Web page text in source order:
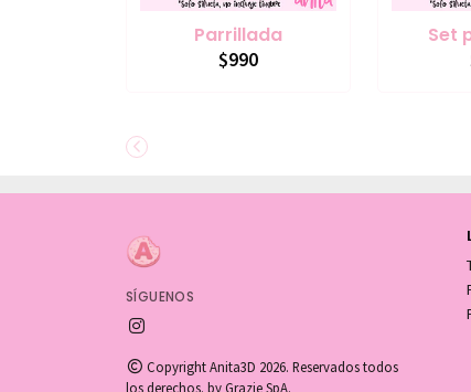
Parrillada
$990
Set
SÍGUENOS
Copyright Anita3D 2026. Reservados todos
los derechos. by Grazie SpA.